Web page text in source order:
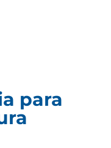
para